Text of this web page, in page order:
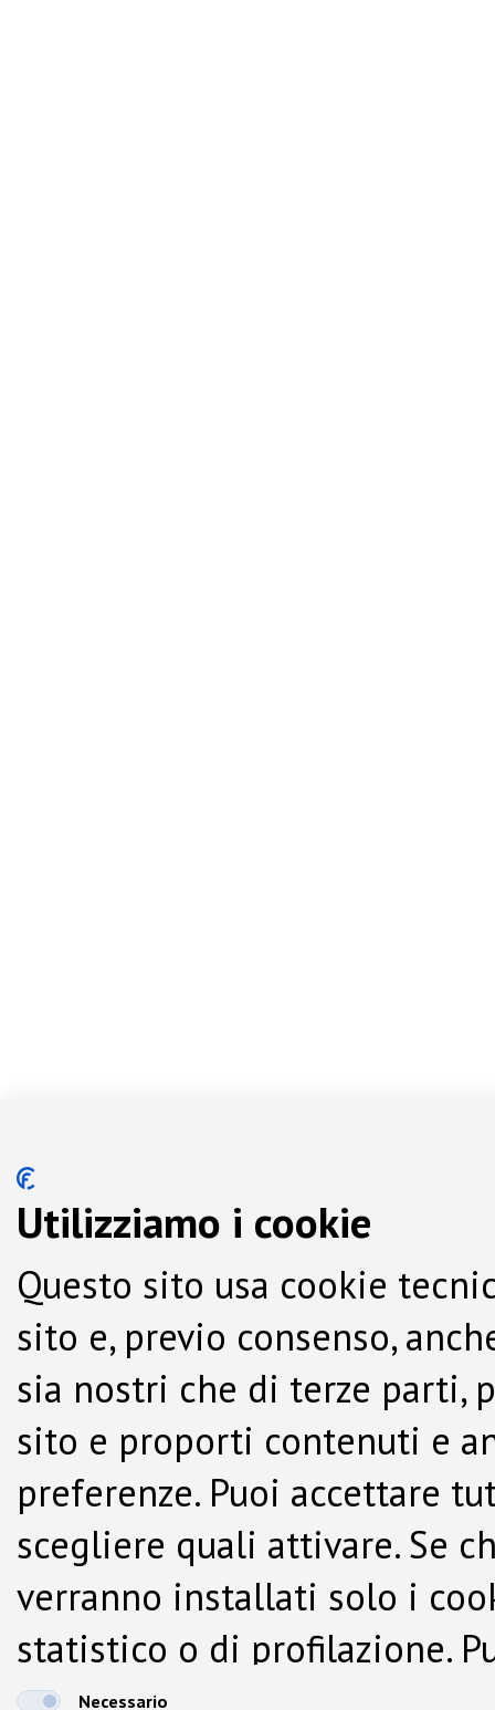
Utilizziamo i cookie
Questo sito usa cookie
sito e, previo consenso,
sia nostri che di terze parti,
sito e proporti contenuti e
preferenze. Puoi accettare
scegliere quali attivare. Se
verranno installati solo i
statistico o di profilazione.
dalla Cookie Policy.
Necessario